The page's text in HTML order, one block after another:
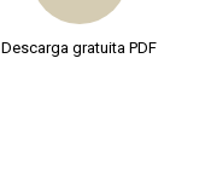
Descarga gratuita PDF